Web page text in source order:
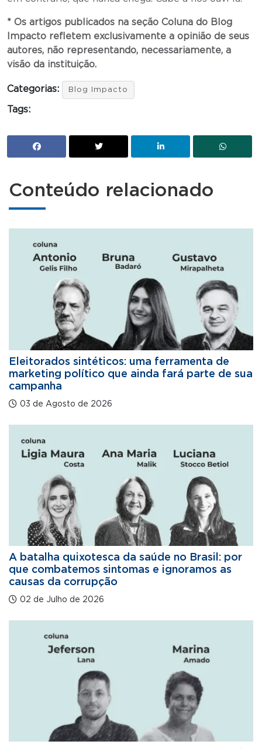
* Os artigos publicados na seção Coluna do Blog
Impacto refletem exclusivamente a opinião de seus
autores, não representando, necessariamente, a
visão da instituição.
Categorias: Blog Impacto
Tags:
Conteúdo relacionado
Eleitorados sintéticos: uma ferramenta de
marketing político que ainda fará parte de sua
campanha
03 de Agosto de 2026
A batalha quixotesca da saúde no Brasil: por
que combatemos sintomas e ignoramos as
causas da corrupção
02 de Julho de 2026